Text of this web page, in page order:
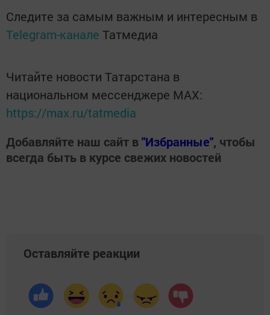
Следите за самым важным и интересным в
Telegram-канале Татмедиа
Читайте новости Татарстана в
национальном мессенджере MАХ:
https://max.ru/tatmedia
Добавляйте наш сайт в"Избранные", чтобы
всегда быть в курсе свежих новостей
Оставляйте реакции